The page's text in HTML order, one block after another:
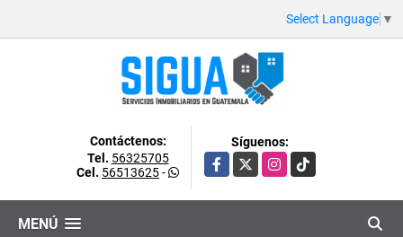
Select Language ▼
Contáctenos:
Tel. 56325705
Cel. 56513625-
Síguenos:
Facebook
X Instagram
TikTok
MENÚ